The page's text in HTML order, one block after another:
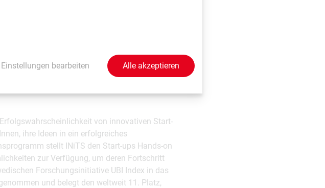
Dhruv Bhatli, Mitgründer des UBI Index,
den 11. Platz weltweit sowie den 3. Platz in
Inkubatoren, die in allen analysierten KPIs
von innovativen Start-
ihre Ideen in ein erfolgreiches
stellt INiTS den Start-ups Hands-on
zur Verfügung, um deren Fortschritt
Forschungsinitiative UBI Index in das
und belegt den weltweit 11. Platz,
Einstellungen bearbeiten Alle akzeptieren